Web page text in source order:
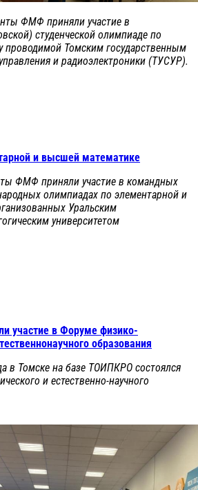
ФМФ приняли участие в
студенческой олимпиаде по
проводимой Томским государственным
и радиоэлектроники (ТУСУР).
и высшей математике
ФМФ приняли участие в командных
олимпиадах по элементарной и
Уральским
университетом
участие в Форуме физико-
образования
в Томске на базе ТОИПКРО состоялся
и естественно-научного